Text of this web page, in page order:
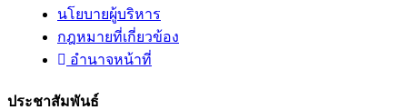
นโยบายผู้บริหาร
กฎหมายที่เกี่ยวข้อง
อํานาจหน้าที่
ประชาสัมพันธ์